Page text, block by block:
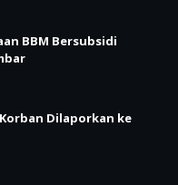
BBM Bersubsidi
Dilaporkan ke